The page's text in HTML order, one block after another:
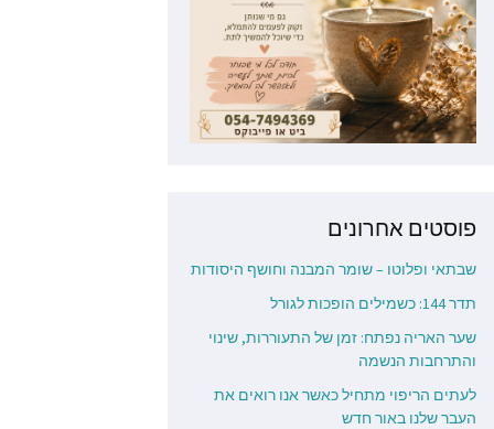
פוסטים אחרונים
שבתאי ופלוטו – שומר המבנה וחושף היסודות
תדר 144: כשמילים הופכות לגורל
שער האריה נפתח: זמן של התעוררות, שינוי
והתרחבות הנשמה
לעתים הריפוי מתחיל כאשר אנו רואים את
העבר שלנו באור חדש